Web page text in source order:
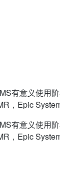
有意义使用
，Epic
有意义使用
，Epic